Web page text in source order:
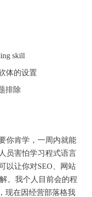
skill
体的设置
排除
你肯学，一周内就能
员害怕学习程式语言
以让你对SEO、网站
。我个人目前会的程
现在因经营部落格我